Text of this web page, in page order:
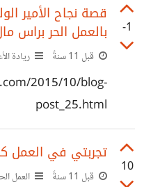
حسابات في عده شركات •
الحر اون لاين • اقوم
تساعد في التمويل • اقوم
عن طريق الفيجيول بيزك
الصغيره بمصر وخارج
-1
قصة نجاح الأمير
بالعمل الحر براس مال 100 الف
قبل 11 سنةً ريادة
2015/10/blog-
post_25.html
10
تجربتي في ‫‏العمل
قبل 11 سنةً العمل